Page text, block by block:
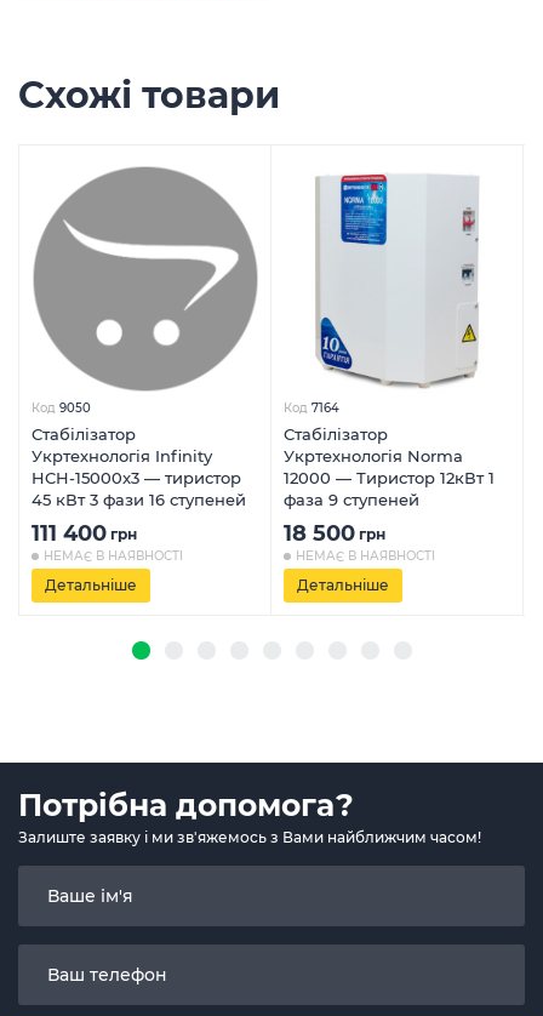
Схожі товари
Код 9050
Стабілізатор
Укртехнологія Infinity
HCH-15000x3 — тиристор
45 кВт 3 фази 16 ступеней
111 400 грн
НЕМАЄ В НАЯВНОСТІ
Детальніше
Код 7164
Стабілізатор
Укртехнологія Norma
12000 — Тиристор 12кВт 1
фаза 9 ступеней
18 500 грн
НЕМАЄ В НАЯВНОСТІ
Детальніше
Потрібна допомога?
Залиште заявку і ми зв'яжемось з Вами найближчим часом!